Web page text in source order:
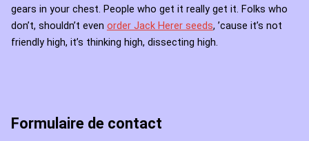
gears in your chest. People who get it really get it. Folks who
don’t, shouldn’t even order Jack Herer seeds, ’cause it’s not
friendly high, it’s thinking high, dissecting high.
Formulaire de contact